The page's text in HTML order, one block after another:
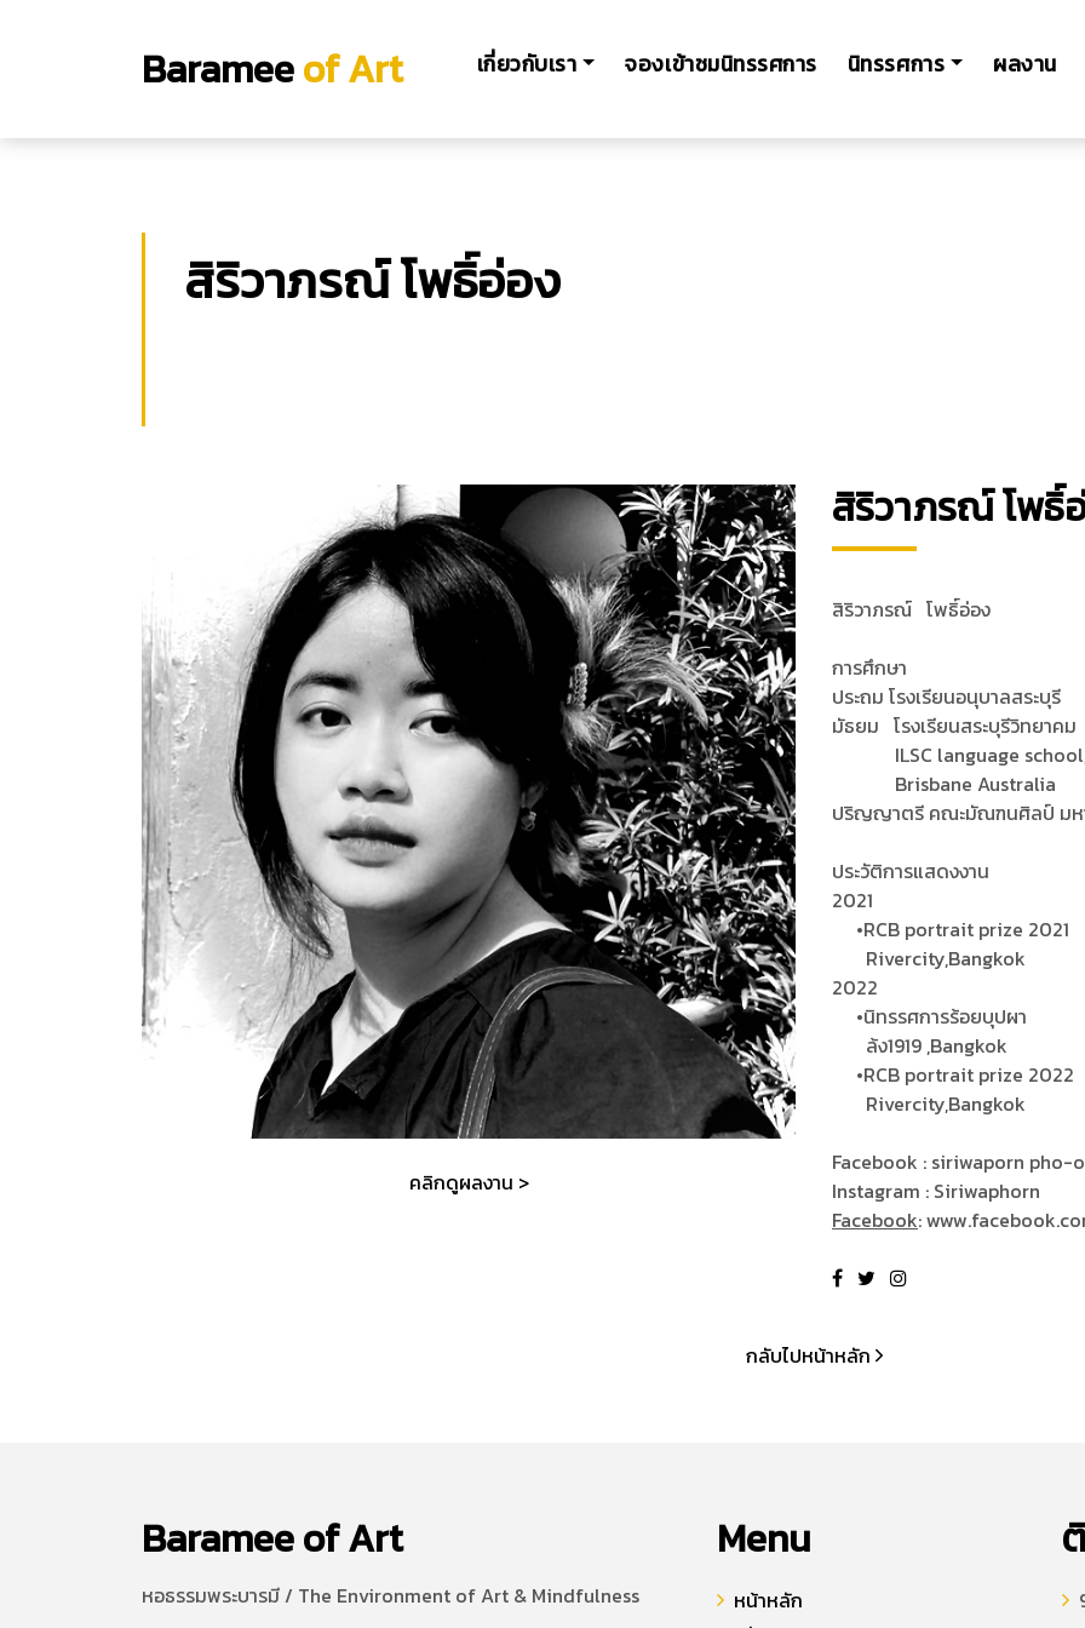
Barameeof Art เกี่ยวกับเรา จองเข้าชมนิทรรศการ นิทรรศการ ผลงาน
สิริวาภรณ์ โพธิ์อ่อง
คลิกดูผลงาน >
สิริวาภรณ์ โพธิ์
สิริวาภรณ์ โพธิ์อ่อง
การศึกษา
ประถม โรงเรียนอนุบาลสระบุรี
มัธยม โรงเรียนสระบุรีวิทยาคม
ILSC language
Brisbane Australia
ปริญญาตรี คณะมัณฑนศิลป์ มห
ประวัติการแสดงงาน
2021
•RCB portrait prize 2021
Rivercity,Bangkok
2022
•นิทรรศการร้อยบุปผา
ล้ง1919 ,Bangkok
•RCB portrait prize 2022
Rivercity,Bangkok
Facebook : siriwaporn pho-
Instagram : Siriwaphorn
Facebook:
กลับไปหน้าหลัก
Baramee of Art
หอธรรมพระบารมี / The Environment of Art & Mindfulness
Menu
หน้าหลัก